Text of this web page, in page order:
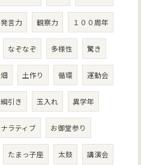
発言力 観察力 １００周年
なぞなぞ 多様性 驚き
畑 土作り 循環 運動会
綱引き 玉入れ 異学年
ナラティブ お御堂参り
たまっ子座 太鼓 講演会